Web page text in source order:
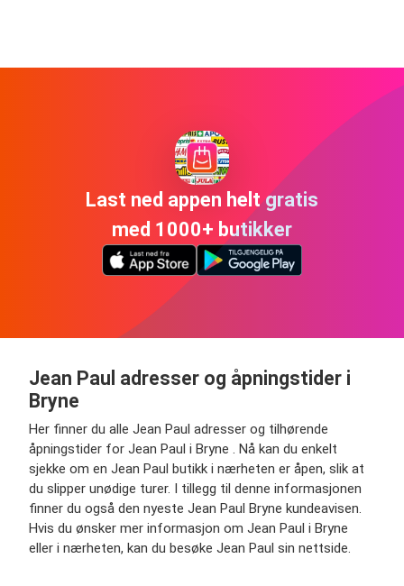
Last ned appen helt gratis
med 1000+ butikker
Jean Paul adresser og åpningstider i
Bryne
Her finner du alle Jean Paul adresser og tilhørende
åpningstider for Jean Paul i Bryne . Nå kan du enkelt
sjekke om en Jean Paul butikk i nærheten er åpen, slik at
du slipper unødige turer. I tillegg til denne informasjonen
finner du også den nyeste Jean Paul Bryne kundeavisen.
Hvis du ønsker mer informasjon om Jean Paul i Bryne
eller i nærheten, kan du besøke Jean Paul sin nettside.